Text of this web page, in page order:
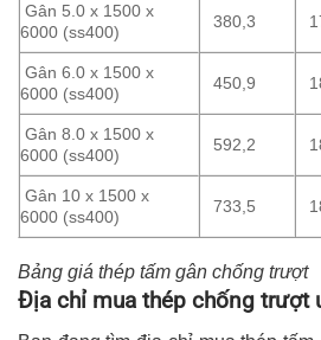
Gân 5.0 x 1500 x
6000 (ss400)
380,3
Gân 6.0 x 1500 x
6000 (ss400)
450,9
Gân 8.0 x 1500 x
6000 (ss400)
592,2
Gân 10 x 1500 x
6000 (ss400)
733,5
Bảng giá thép tấm gân chống trượt
Địa chỉ mua thép chống trượt